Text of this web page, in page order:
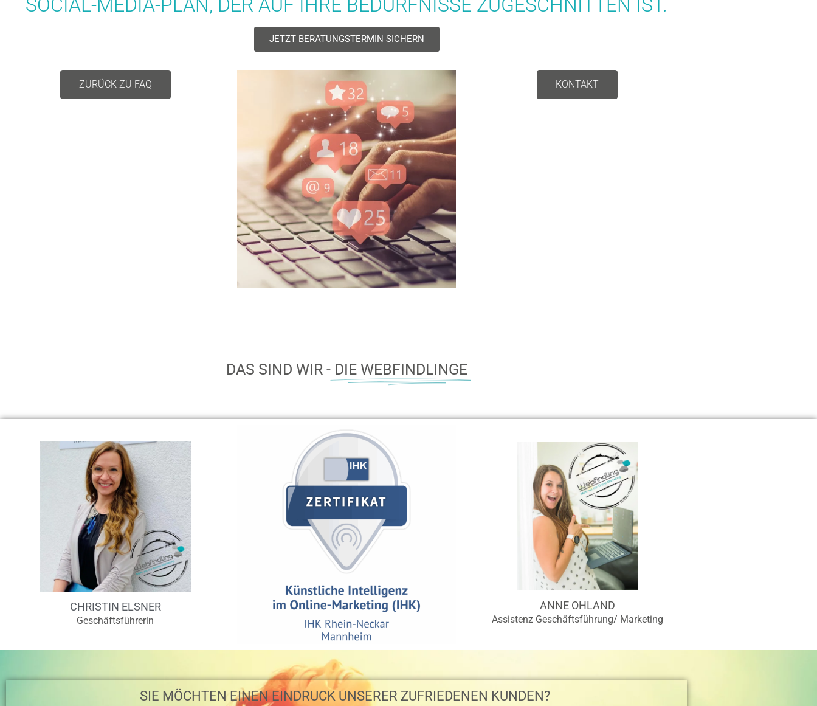
JETZT BERATUNGSTERMIN SICHERN
ZURÜCK ZU FAQ KONTAKT
DAS SIND WIR - DIE WEBFINDLINGE
CHRISTIN ELSNER
Geschäftsführerin
ANNE OHLAND
Assistenz Geschäftsführung/ Marketing
SIE MÖCHTEN EINEN EINDRUCK UNSERER ZUFRIEDENEN KUNDEN? ​